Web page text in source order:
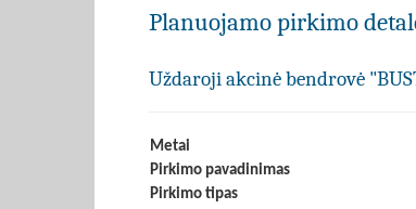
Planuojamo pirkimo
Uždaroji akcinė bendrovė
Metai
Pirkimo pavadinimas
Pirkimo tipas